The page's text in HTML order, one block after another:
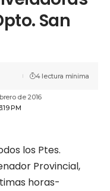
San
PM
de 2016
4 lectura mínima
los Ptes.
Provincial,
horas-